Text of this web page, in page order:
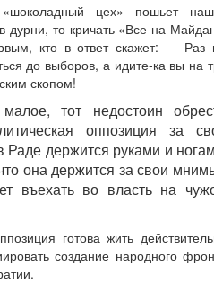
цех» пошьет
дурни, то кричать «Все на
кто в ответ скажет: — Раз
до выборов, а идите-ка вы на
скопом!
тот недостоин
оппозиция за
Раде держится руками и
она держится за свои
въехать во власть на
готова жить
создание народного